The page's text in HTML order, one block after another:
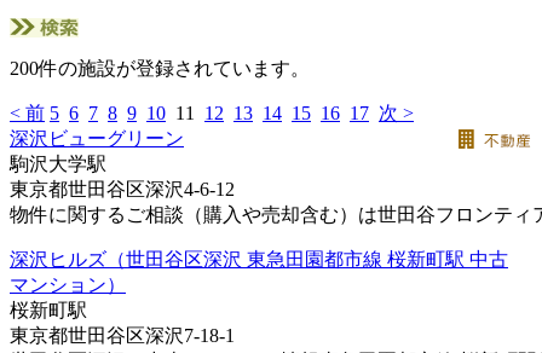
200件の施設が登録されています。
< 前 5 6 7 8 9 10 11 12 13 14 15 16 17 次 >
深沢ビューグリーン
駒沢大学駅
東京都世田谷区深沢4-6-12
物件に関するご相談（購入や売却含む）は世田谷フロンティ
深沢ヒルズ（世田谷区深沢 東急田園都市線 桜新町駅 中古
マンション）
桜新町駅
東京都世田谷区深沢7-18-1